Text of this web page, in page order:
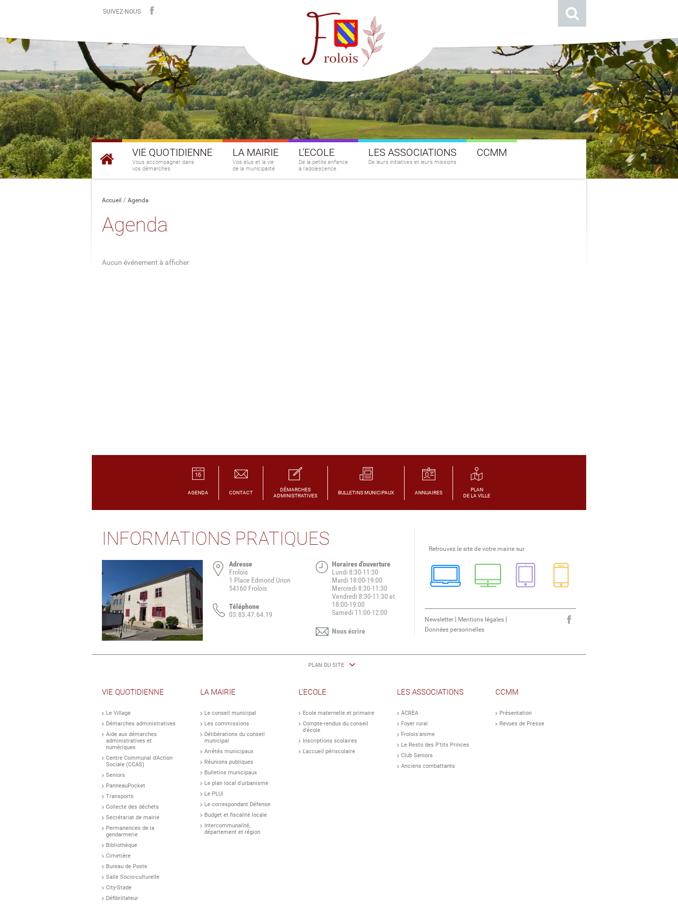
SUIVEZ-NOUS
VIE QUOTIDIENNE
Vous accompagner dans
vos démarches
LA MAIRIE
Vos élus et la vie
de la municipalité
L'ECOLE
De la petite enfance
à l'adolescence
LES ASSOCIATIONS
De leurs initiatives et leurs missions
CCMM
Accueil Agenda
Agenda
Aucun événement à afficher
AGENDA CONTACT
DÉMARCHES
ADMINISTRATIVES
BULLETINS MUNICIPAUX ANNUAIRES
PLAN
DE LA VILLE
INFORMATIONS PRATIQUES
Adresse
Frolois
1 Place Edmond Urion
54160 Frolois
Téléphone
03.83.47.64.19
Horaires d'ouverture
Lundi 8:30-11:30
Mardi 18:00-19:00
Mercredi 8:30-11:30
Vendredi 8:30-11:30 et
18:00-19:00
​​​​​​​Samedi 11:00-12:00
Nous écrire
Retrouvez le site de votre mairie sur
Newsletter
Mentions légales
Données personnelles
PLAN DU SITE
VIE QUOTIDIENNE
Le Village
Démarches administratives
Aide aux démarches
administratives et
numériques
Centre Communal d'Action
Sociale (CCAS)
Seniors
PanneauPocket
Transports
Collecte des déchets
Secrétariat de mairie
Permanences de la
gendarmerie
Bibliothèque
Cimetière
Bureau de Poste
Salle Socio-culturelle
City-Stade
Défibrillateur
LA MAIRIE
Le conseil municipal
Les commissions
Délibérations du conseil
municipal
Arrêtés municipaux
Réunions publiques
Bulletins municipaux
Le plan local d'urbanisme
Le PLUi
Le correspondant Défense
Budget et fiscalité locale
Intercommunalité,
département et région
L'ECOLE
Ecole maternelle et primaire
Compte-rendus du conseil
d'école
Inscriptions scolaires
L'accueil périscolaire
LES ASSOCIATIONS
ACREA
Foyer rural
Frolois'anime
Le Resto des P'tits Princes
Club Seniors
Anciens combattants
CCMM
Présentation
Revues de Presse